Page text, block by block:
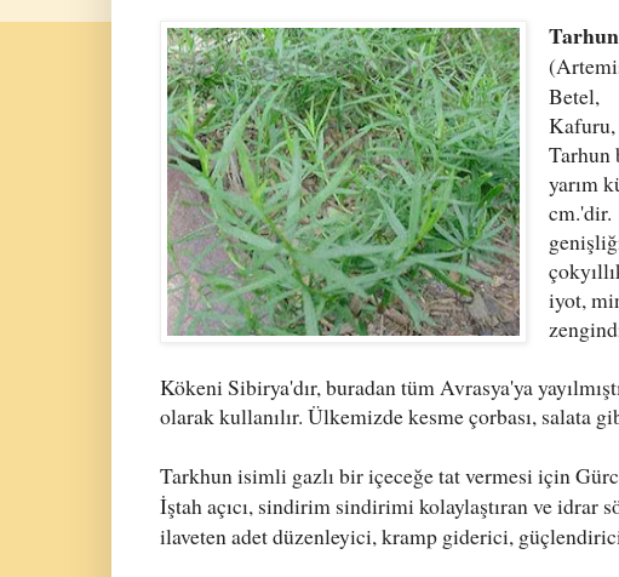
Tarhun
(
Betel,
Kafuru,
Tarhun
yarım
cm.'dir.
iyot,
Kökeni Sibirya'dır, buradan tüm Avrasya'ya
olarak kullanılır. Ülkemizde kesme çorbası, salata
Tarkhun isimli gazlı bir içeceğe tat vermesi için
İştah açıcı, sindirim sindirimi kolaylaştıran ve
ilaveten adet düzenleyici, kramp giderici,